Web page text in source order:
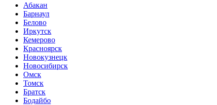
Абакан
Барнаул
Белово
Иркутск
Кемерово
Красноярск
Новокузнецк
Новосибирск
Омск
Томск
Братск
Бодайбо